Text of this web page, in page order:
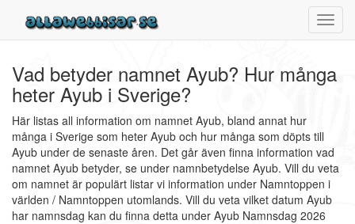
Vad betyder namnet Ayub? Hur många
heter Ayub i Sverige?
Här listas all information om namnet Ayub, bland annat hur
många i Sverige som heter Ayub och hur många som döpts till
Ayub under de senaste åren. Det går även finna information vad
namnet Ayub betyder, se under namnbetydelse Ayub. Vill du veta
om namnet är populärt listar vi information under Namntoppen i
världen / Namntoppen utomlands. Vill du veta vilket datum Ayub
har namnsdag kan du finna detta under Ayub Namnsdag 2026